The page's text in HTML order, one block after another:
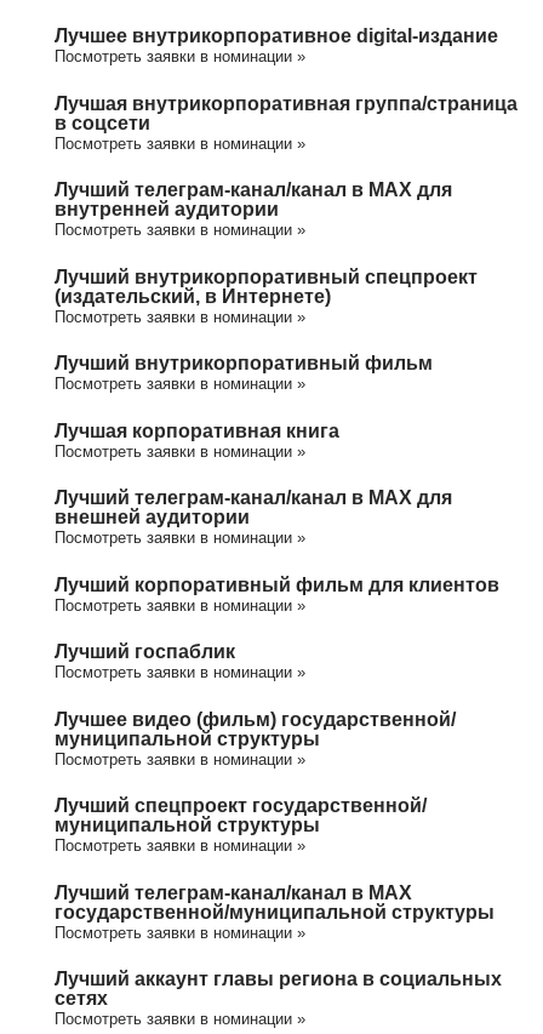
Лучшее внутрикорпоративное digital-издание
Посмотреть заявки в номинации »
Лучшая внутрикорпоративная группа/cтраница
в соцсети
Посмотреть заявки в номинации »
Лучший телеграм-канал/канал в МАХ для
внутренней аудитории
Посмотреть заявки в номинации »
Лучший внутрикорпоративный спецпроект
(издательский, в Интернете)
Посмотреть заявки в номинации »
Лучший внутрикорпоративный фильм
Посмотреть заявки в номинации »
Лучшая корпоративная книга
Посмотреть заявки в номинации »
Лучший телеграм-канал/канал в МАХ для
внешней аудитории
Посмотреть заявки в номинации »
Лучший корпоративный фильм для клиентов
Посмотреть заявки в номинации »
Лучший госпаблик
Посмотреть заявки в номинации »
Лучшее видео (фильм) государственной/
муниципальной структуры
Посмотреть заявки в номинации »
Лучший спецпроект государственной/
муниципальной структуры
Посмотреть заявки в номинации »
Лучший телеграм-канал/канал в МАХ
государственной/муниципальной структуры
Посмотреть заявки в номинации »
Лучший аккаунт главы региона в социальных
сетях
Посмотреть заявки в номинации »